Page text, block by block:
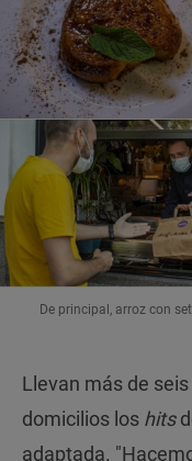
De principal, arroz con
Llevan más de
domicilios los hits
adaptada.